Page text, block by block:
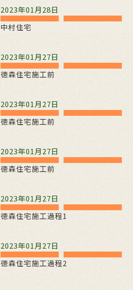
2023年01月28日
中村住宅
2023年01月27日
徳森住宅施工前
2023年01月27日
徳森住宅施工前
2023年01月27日
徳森住宅施工前
2023年01月27日
徳森住宅施工過程1
2023年01月27日
徳森住宅施工過程2